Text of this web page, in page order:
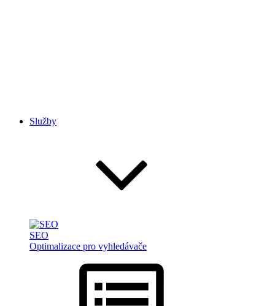
Služby
SEO
Optimalizace pro vyhledávače